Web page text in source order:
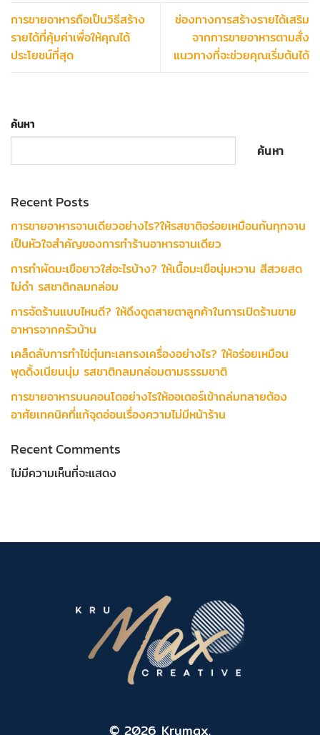
การขายอาหารถือเป็นวิธีสร้าง
รายได้ที่คุ้มค่าเพื่อให้คุณได้
ประโยชน์ที่สุด
ช่องทางการสร้างรายได้เสริม
จากการขายอาหารตามสั่ง
แนวทางที่จะช่วยคุณเริ่มต้นได้
ค้นหา
ค้นหา
Recent Posts
การขายอาหารจานเดียวอย่างไร?ให้รสชาติอร่อยเหมือนกันทุกจาน
เป็นหัวใจสำคัญของการทำร้านอาหารจานเดียว
การทำผัดมะเขือยาวใส่อะไรบ้าง? ให้เนื้อมะเขือนุ่มหวาน สีสวยสด
ไม่ดำ รสชาติกลมกล่อม
การจัดร้านแบบไหนดี? ให้ดึงดูดสายตาลูกค้าในการเปิดร้านขาย
อาหารจากครัวบ้าน
เคล็ดลับการทำไข่ตุ๋นทะเลทรงเครื่องอย่างไร? ให้อร่อยเหมือน
พุดดิ้งเนียนนุ่ม รสชาติกลมกล่อมตามธรรมชาติ
การขายอาหารบนคอนโดอย่างไรให้ออเดอร์เข้าถล่มทลายต้อง
อาศัยเทคนิคที่แก้จุดอ่อนเรื่องความไม่มีหน้าร้าน
Recent Comments
ไม่มีความเห็นที่จะแสดง
© 2026 Krumax.